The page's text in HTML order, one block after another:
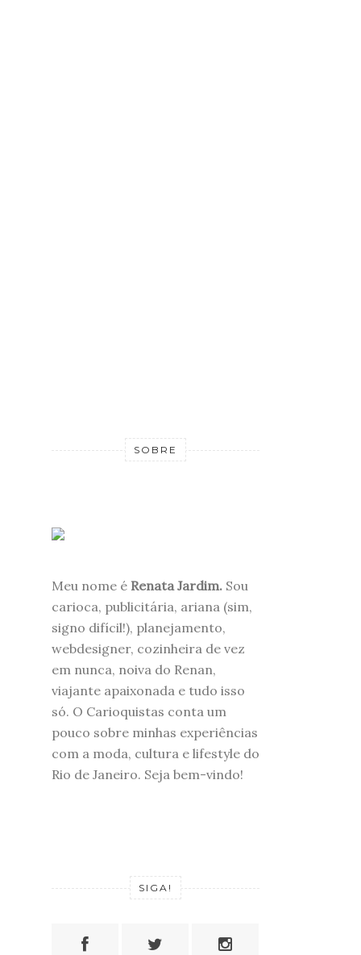
SOBRE
Meu nome é Renata Jardim. Sou
carioca, publicitária, ariana (sim,
signo difícil!), planejamento,
webdesigner, cozinheira de vez
em nunca, noiva do Renan,
viajante apaixonada e tudo isso
só. O Carioquistas conta um
pouco sobre minhas experiências
com a moda, cultura e lifestyle do
Rio de Janeiro. Seja bem-vindo!
SIGA!